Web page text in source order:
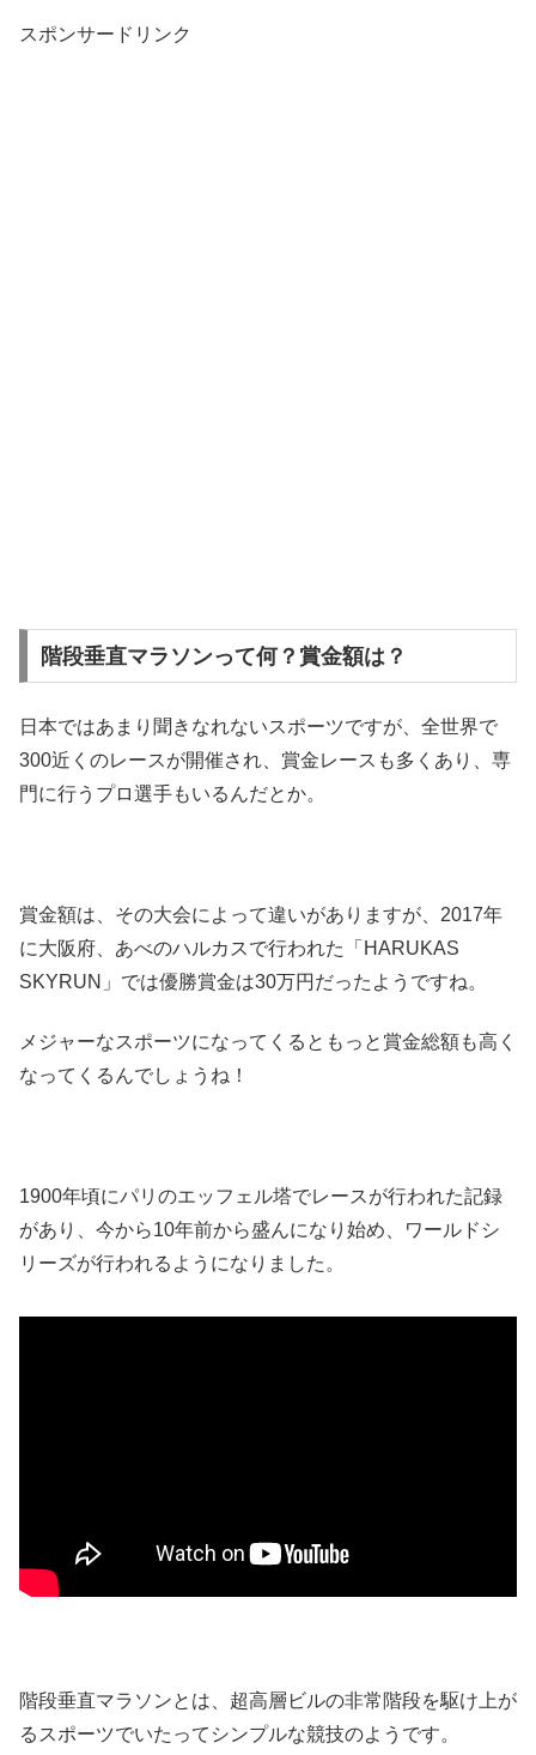
スポンサードリンク
階段垂直マラソンって何？賞金額は？
日本ではあまり聞きなれないスポーツですが、全世界で
300近くのレースが開催され、賞金レースも多くあり、専
門に行うプロ選手もいるんだとか。
賞金額は、その大会によって違いがありますが、2017年
に大阪府、あべのハルカスで行われた「HARUKAS
SKYRUN」では優勝賞金は30万円だったようですね。
メジャーなスポーツになってくるともっと賞金総額も高く
なってくるんでしょうね！
1900年頃にパリのエッフェル塔でレースが行われた記録
があり、今から10年前から盛んになり始め、ワールドシ
リーズが行われるようになりました。
階段垂直マラソンとは、超高層ビルの非常階段を駆け上が
るスポーツでいたってシンプルな競技のようです。